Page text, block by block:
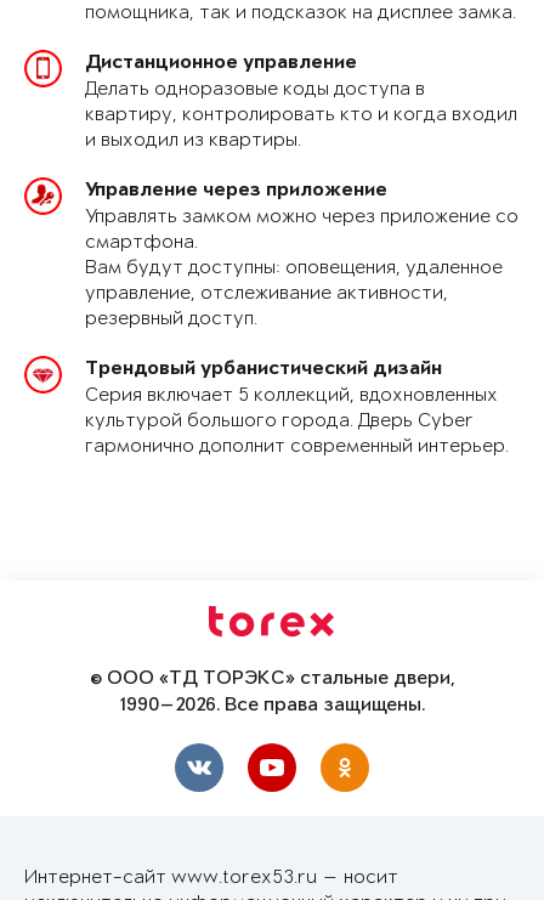
помощника, так и подсказок на дисплее замка.
Дистанционное управление
Делать одноразовые коды доступа в
квартиру, контролировать кто и когда входил
и выходил из квартиры.
Управление через приложение
Управлять замком можно через приложение со
смартфона.
Вам будут доступны: оповещения, удаленное
управление, отслеживание активности,
резервный доступ.
Трендовый урбанистический дизайн
Серия включает 5 коллекций, вдохновленных
культурой большого города. Дверь Cyber
гармонично дополнит современный интерьер.
© ООО «ТД ТОРЭКС» стальные двери,
1990—2026. Все права защищены.
Интернет-сайт www.torex53.ru — носит